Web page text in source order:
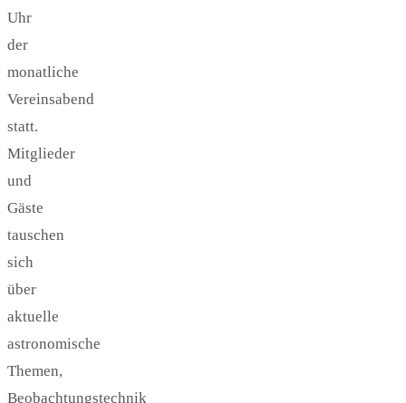
Uhr
der
monatliche
Vereinsabend
statt.
Mitglieder
und
Gäste
tauschen
sich
über
aktuelle
astronomische
Themen,
Beobachtungstechnik